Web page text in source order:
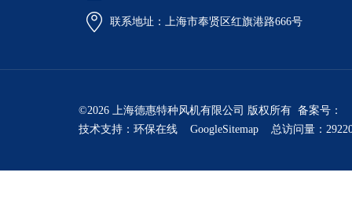
联系地址：上海市奉贤区红旗港路666号
©2026 上海德惠特种风机有限公司 版权所有 备案号：
技术支持： 环保在线 GoogleSitemap 总访问量：